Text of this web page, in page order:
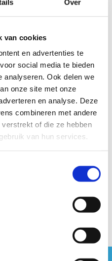
Over
van cookies
en advertenties te
social media te bieden
analyseren. Ook delen we
onze site met onze
en analyse. Deze
combineren met andere
of die ze hebben
van hun services.
contributors
de route
De Siggert
Achel